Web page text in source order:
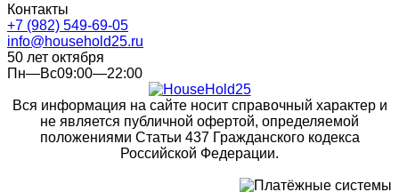
Контакты
+7 (982) 549-69-05
info@household25.ru
50 лет октября
Пн—Вс09:00—22:00
Вся информация на сайте носит справочный характер и
не является публичной офертой, определяемой
положениями Статьи 437 Гражданского кодекса
Российской Федерации.